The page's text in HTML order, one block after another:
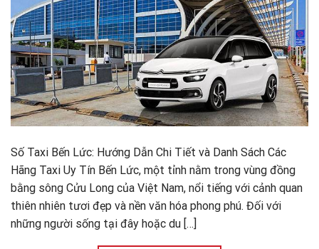
Số Taxi Bến Lức: Hướng Dẫn Chi Tiết và Danh Sách Các
Hãng Taxi Uy Tín Bến Lức, một tỉnh nằm trong vùng đồng
bằng sông Cửu Long của Việt Nam, nổi tiếng với cảnh quan
thiên nhiên tươi đẹp và nền văn hóa phong phú. Đối với
những người sống tại đây hoặc du […]